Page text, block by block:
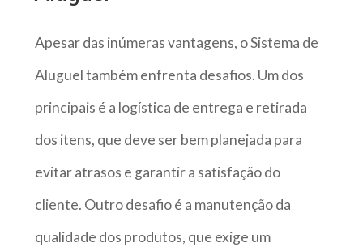
Apesar das inúmeras vantagens, o Sistema de
Aluguel também enfrenta desafios. Um dos
principais é a logística de entrega e retirada
dos itens, que deve ser bem planejada para
evitar atrasos e garantir a satisfação do
cliente. Outro desafio é a manutenção da
qualidade dos produtos, que exige um